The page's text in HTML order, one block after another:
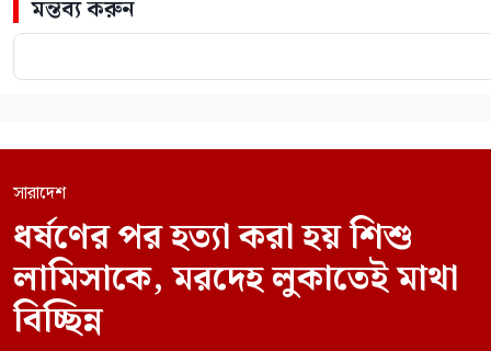
মন্তব্য করুন
সারাদেশ
ধর্ষণের পর হত্যা করা হয় শিশু
লামিসাকে, মরদেহ লুকাতেই মাথা
বিচ্ছিন্ন